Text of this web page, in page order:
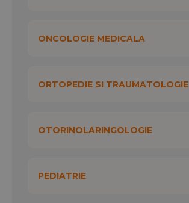
ONCOLOGIE MEDICALA
ORTOPEDIE SI TRAUMATOLOGIE
OTORINOLARINGOLOGIE
PEDIATRIE